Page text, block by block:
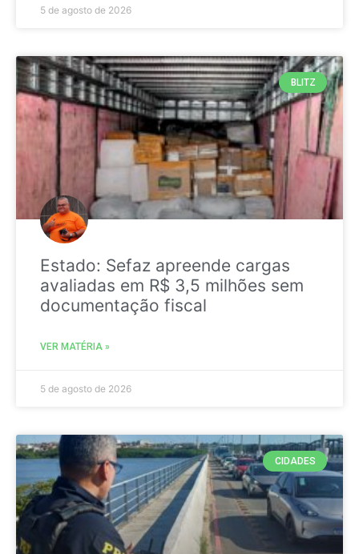
5 de agosto de 2026
BLITZ
Estado: Sefaz apreende cargas
avaliadas em R$ 3,5 milhões sem
documentação fiscal
VER MATÉRIA »
5 de agosto de 2026
CIDADES